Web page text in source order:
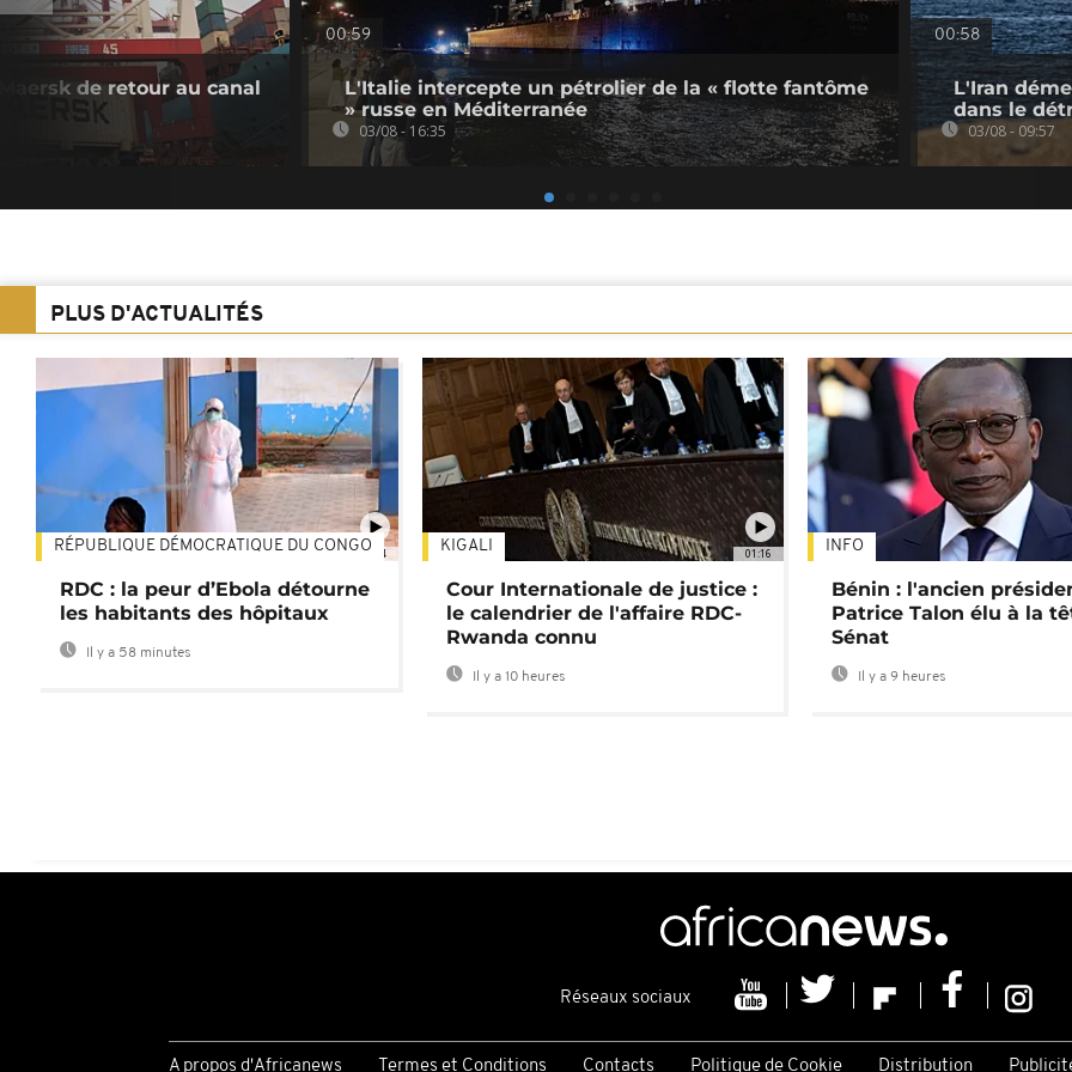
de retour au canal
00:59
L'Italie intercepte un pétrolier de la « flotte fantôme
» russe en Méditerranée
03/08 - 16:35
00:58
L'Iran
dans le
03/08 - 09:57
PLUS D'ACTUALITÉS
01:34
RÉPUBLIQUE DÉMOCRATIQUE DU CONGO
RDC : la peur d’Ebola détourne
les habitants des hôpitaux
Il y a 58 minutes
01:16
KIGALI
Cour Internationale de justice :
le calendrier de l'affaire RDC-
Rwanda connu
Il y a 10 heures
INFO
Bénin : l'ancien
Patrice Talon élu à la
Sénat
Il y a 9 heures
Réseaux sociaux
A propos d'Africanews Termes et Conditions Contacts Politique de Cookie Distribution